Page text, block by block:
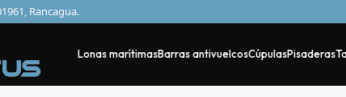
Rancagua.
Lonas marítimasBarras antivuelcosCúpulasPisaderas